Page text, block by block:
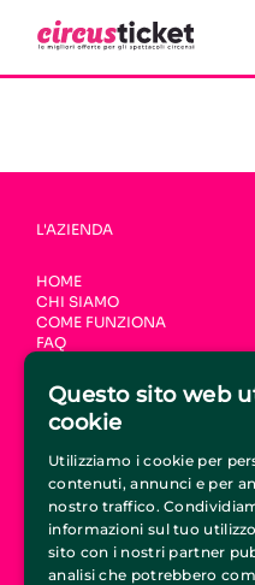
L'AZIENDA
HOME
CHI SIAMO
COME FUNZIONA
FAQ
UNISCITI A CIRCUSTICKET.IT
Aumenta la tua
il servizio di
CHIEDI
Questo sito web
cookie
Utilizziamo i cookie per
contenuti, annunci e per
nostro traffico.
informazioni sul tuo
sito con i nostri partner
analisi che potrebbero